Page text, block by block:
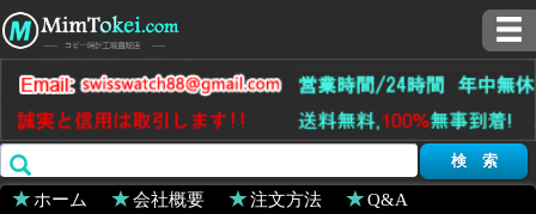
ホーム 会社概要 注文方法
Q&A